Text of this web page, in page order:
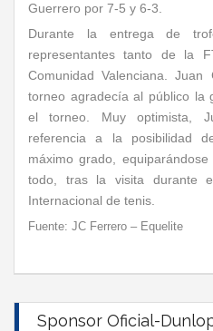
Guerrero por 7-5 y 6-3.
Durante la entrega de
representantes tanto de la
Comunidad Valenciana.
torneo agradecía al público la
el torneo. Muy optimista,
referencia a la posibilidad
máximo grado,
todo, tras la visita durante
Internacional de tenis.
Fuente: JC Ferrero – Equelite
Sponsor Oficial-